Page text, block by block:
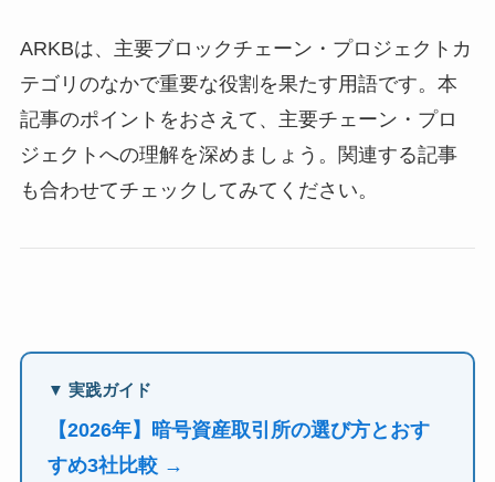
ARKBは、主要ブロックチェーン・プロジェクトカ
テゴリのなかで重要な役割を果たす用語です。本
記事のポイントをおさえて、主要チェーン・プロ
ジェクトへの理解を深めましょう。関連する記事
も合わせてチェックしてみてください。
▼ 実践ガイド
【2026年】暗号資産取引所の選び方とおす
すめ3社比較 →